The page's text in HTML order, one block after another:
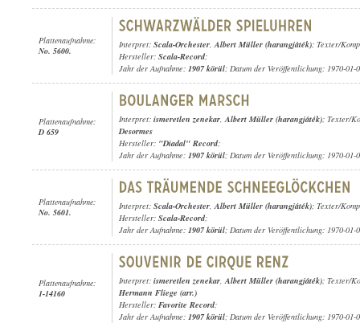
Plattenaufnahme:
No. 5600.
Interpret: Scala-Orchester,Albert Müller (harangjáték); Texter/
Hersteller: Scala-Record;
Jahr der Aufnahme: 1907 körül; Datum der Veröffentlichung: 1970-01-
Plattenaufnahme:
D 659
Interpret: ismeretlen zenekar,Albert Müller (harangjáték); Texter/
Desormes
Hersteller: "Diadal" Record;
Jahr der Aufnahme: 1907 körül; Datum der Veröffentlichung: 1970-01-
Plattenaufnahme:
No. 5601.
Interpret: Scala-Orchester,Albert Müller (harangjáték); Texter/
Hersteller: Scala-Record;
Jahr der Aufnahme: 1907 körül; Datum der Veröffentlichung: 1970-01-
Plattenaufnahme:
1-14160
Interpret: ismeretlen zenekar,Albert Müller (harangjáték); Texter/
Hermann Fliege (arr.)
Hersteller: Favorite Record;
Jahr der Aufnahme: 1907 körül; Datum der Veröffentlichung: 1970-01-